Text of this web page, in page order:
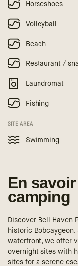
Horseshoes
Volleyball
Beach
Restaurant /
Laundromat
Fishing
SITE AREA
Swimming
En
camping
Discover Bell Haven
historic
waterfront, we offer
overnight sites with
sites for a serene